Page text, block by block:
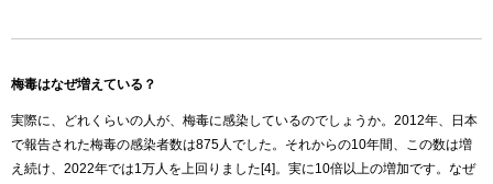
梅毒はなぜ増えている？
実際に、どれくらいの人が、梅毒に感染しているのでしょうか。2012年、日本
で報告された梅毒の感染者数は875人でした。それからの10年間、この数は増
え続け、2022年では1万人を上回りました[4]。実に10倍以上の増加です。なぜ